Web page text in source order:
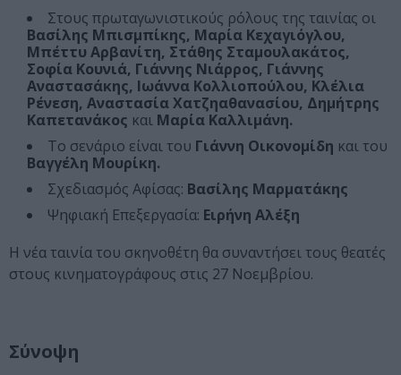
Στους πρωταγωνιστικούς ρόλους της ταινίας οι
Βασίλης Μπισμπίκης, Μαρία Κεχαγιόγλου,
Μπέττυ Αρβανίτη, Στάθης Σταμουλακάτος,
Σοφία Κουνιά, Γιάννης Νιάρρος, Γιάννης
Αναστασάκης, Ιωάννα Κολλιοπούλου, Κλέλια
Ρένεση, Αναστασία Χατζηαθανασίου, Δημήτρης
Καπετανάκος και Μαρία Καλλιμάνη.
Το σενάριο είναι του Γιάννη Οικονομίδη και του
Βαγγέλη Μουρίκη.
Σχεδιασμός Αφίσας: Βασίλης Μαρματάκης
Ψηφιακή Επεξεργασία: Ειρήνη Αλέξη
Η νέα ταινία του σκηνοθέτη θα συναντήσει τους θεατές
στους κινηματογράφους στις 27 Νοεμβρίου.
Σύνοψη